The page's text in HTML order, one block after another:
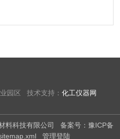
业园区 技术支持：化工仪器网
料科技有限公司 备案号：豫ICP备
管理登陆